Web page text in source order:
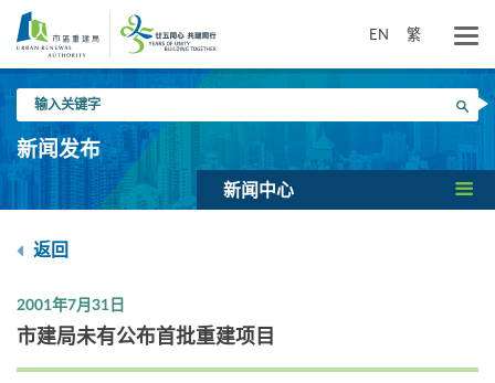
要
EN 繁
入
关
键
搜寻
新闻发布
新闻中心
返回
2001年7月31日
市建局未有公布首批重建项目